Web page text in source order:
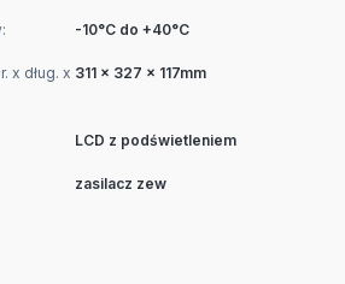
-10°C do +40°C
x dług. x 311 x 327 x 117mm
LCD z podświetleniem
zasilacz zew